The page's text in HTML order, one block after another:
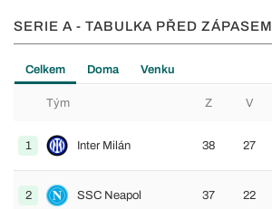
SERIE A - TABULKA PŘED ZÁPASEM
Celkem Doma Venku
Tým Z V
1 Inter Milán 38 27
2 SSC Neapol 37 22